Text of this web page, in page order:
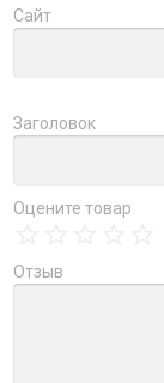
Сайт
Заголовок
Оцените товар
Отзыв